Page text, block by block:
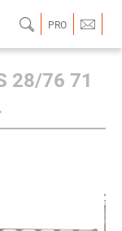
PRO
28/76 71